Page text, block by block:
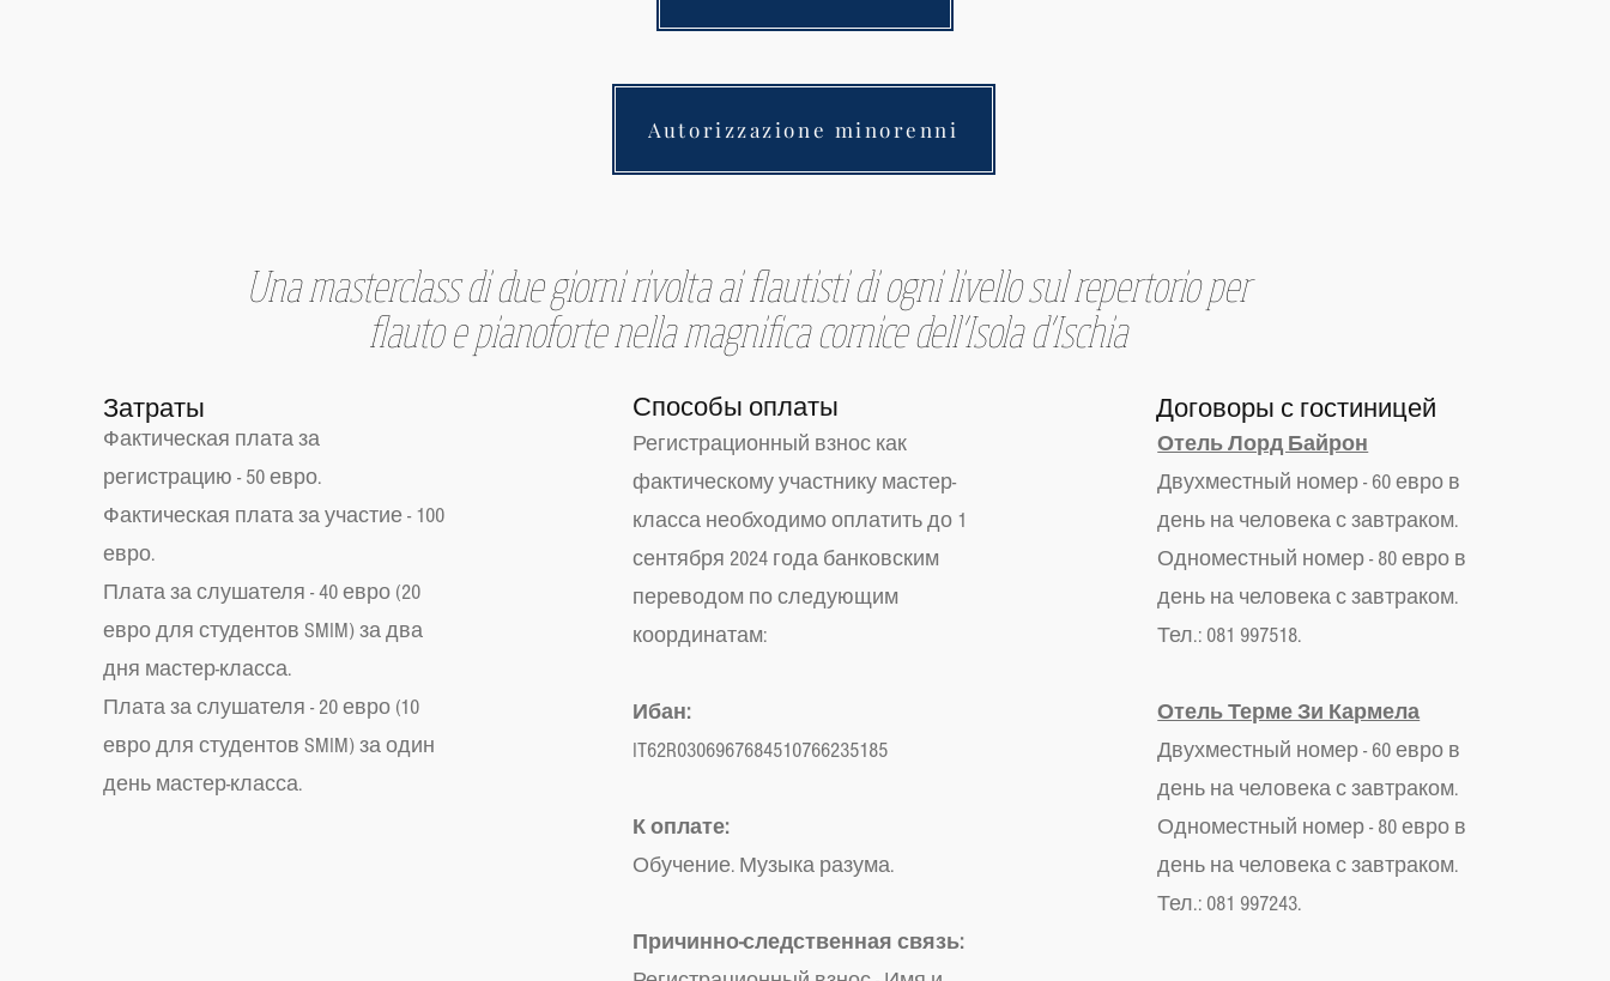
Autorizzazione minorenni
Una masterclass di due giorni rivolta ai flautisti di ogni livello sul repertorio per
flauto e pianoforte nella magnifica cornice dell’Isola d’Ischia
Фактическая плата за
регистрацию - 50 евро.
Фактическая плата за участие - 100
евро.
Плата за слушателя - 40 евро (20
евро для студентов SMIM) за два
дня мастер-класса.
Плата за слушателя - 20 евро (10
евро для студентов SMIM) за один
день мастер-класса.
Затраты Способы оплаты
Регистрационный взнос как
фактическому участнику мастер-
класса необходимо оплатить до 1
сентября 2024 года банковским
переводом по следующим
координатам:
Ибан:
IT62R0306967684510766235185
К оплате:
Обучение. Музыка разума.
Причинно-следственная связь:
Отель Лорд Байрон
Двухместный номер - 60 евро в
день на человека с завтраком.
Одноместный номер - 80 евро в
день на человека с завтраком.
Тел.: 081 997518.
Отель Терме Зи Кармела
Двухместный номер - 60 евро в
день на человека с завтраком.
Одноместный номер - 80 евро в
день на человека с завтраком.
Тел.: 081 997243.
Договоры с гостиницей